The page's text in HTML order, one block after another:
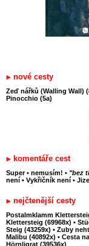
nové cesty
Zeď nářků (Walling Wall)
Pinocchio (5a)
komentáře cest
Super • nemusím! • "bez
není • Vykřičník není •
nejčtenější cesty
Postalmklamm
Klettersteig (69968x) •
Steig (43259x) • Zuby
Malibu (40892x) • Cesta
Hörnligrat (39536x)